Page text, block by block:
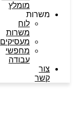
מומלץ
משרות
לוח
משרות
מעסיקים
מחפשי
עבודה
צור
קשר